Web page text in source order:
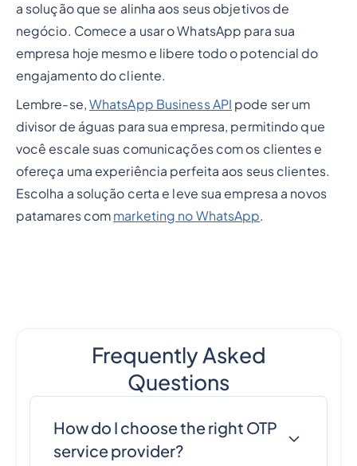
a solução que se alinha aos seus objetivos de
negócio. Comece a usar o WhatsApp para sua
empresa hoje mesmo e libere todo o potencial do
engajamento do cliente.
Lembre-se, WhatsApp Business API pode ser um
divisor de águas para sua empresa, permitindo que
você escale suas comunicações com os clientes e
ofereça uma experiência perfeita aos seus clientes.
Escolha a solução certa e leve sua empresa a novos
patamares com marketing no WhatsApp.
Frequently Asked
Questions
How do I choose the right OTP
service provider?